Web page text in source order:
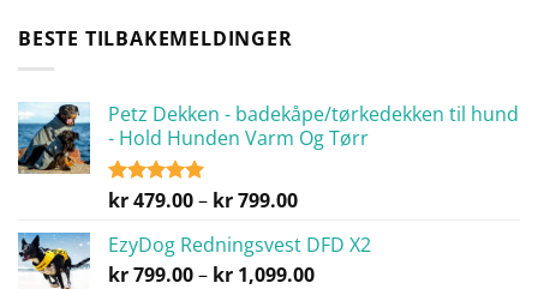
BESTE TILBAKEMELDINGER
Petz Dekken - badekåpe/tørkedekken til hund
- Hold Hunden Varm Og Tørr
Vurdert
kr479.00– kr799.00Prisområde:
til
kr 799.00
EzyDog Redningsvest DFD X2
kr799.00– kr 1,099.00Prisområde: